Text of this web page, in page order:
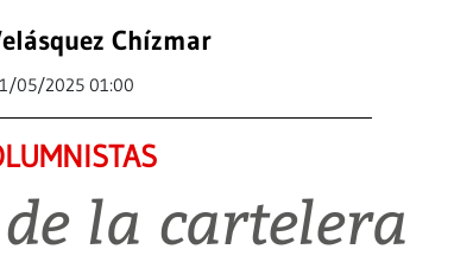
Chízmar
05/2025 01:00
la cartelera